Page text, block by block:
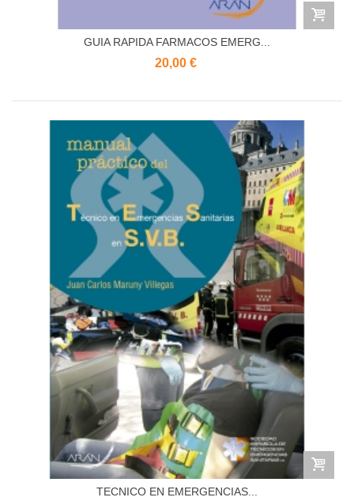
GUIA RAPIDA FARMACOS EMERG...
20,00 €
TECNICO EN EMERGENCIAS...